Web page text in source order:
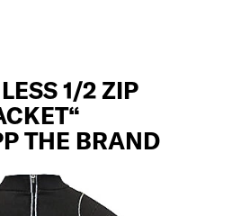
1/2 ZIP
THE BRAND